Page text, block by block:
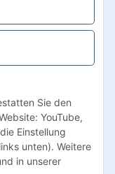
Sie den
YouTube,
Einstellung
unten). Weitere
in unserer